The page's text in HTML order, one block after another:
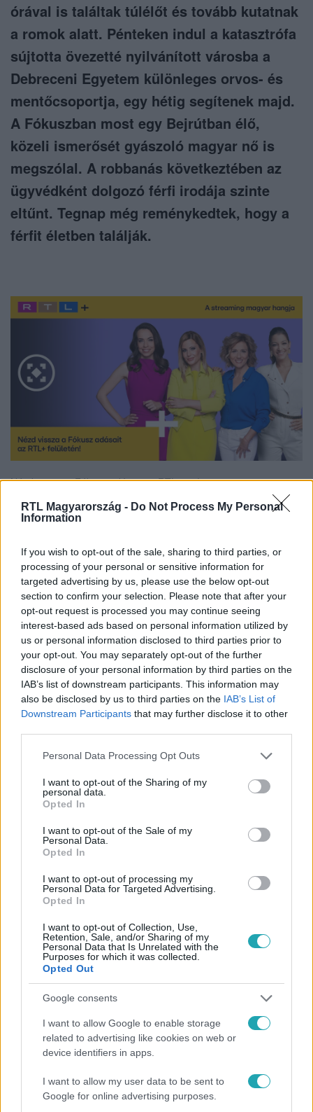
RTL Magyarország - Do Not Process My Personal
Information
If you wish to opt-out of the sale, sharing to third parties, or
processing of your personal or sensitive information for
targeted advertising by us, please use the below opt-out
section to confirm your selection. Please note that after your
opt-out request is processed you may continue seeing
interest-based ads based on personal information utilized by
us or personal information disclosed to third parties prior to
your opt-out. You may separately opt-out of the further
disclosure of your personal information by third parties on the
IAB’s list of downstream participants. This information may
also be disclosed by us to third parties on the IAB’s List of
Downstream Participants that may further disclose it to other
Please note that this website/app uses one or more Google
not limited to your visit or usage behaviour. You may click to
grant or deny consent to Google and its third-party tags to
use your data for below specified purposes in below Google
consent section.
Personal Data Processing Opt Outs
I want to opt-out of the Sharing of my
personal data.
Opted In
I want to opt-out of the Sale of my
Personal Data.
Opted In
I want to opt-out of processing my
Personal Data for Targeted Advertising.
Opted In
I want to opt-out of Collection, Use,
Retention, Sale, and/or Sharing of my
Personal Data that Is Unrelated with the
Purposes for which it was collected.
Opted Out
Google consents
I want to allow Google to enable storage
related to advertising like cookies on web or
device identifiers in apps.
I want to allow my user data to be sent to
Google for online advertising purposes.
órával is találtak túlélőt és tovább kutatnak
a romok alatt. Pénteken indul a katasztrófa
sújtotta övezetté nyilvánított városba a
Debreceni Egyetem különleges orvos- és
mentőcsoportja, egy hétig segítenek majd.
A Fókuszban most egy Bejrútban élő,
közeli ismerősét gyászoló magyar nő is
megszólal. A robbanás következtében az
ügyvédként dolgozó férfi irodája szinte
eltűnt. Tegnap még reménykedtek, hogy a
férfit életben találják.
Nézd vissza a Fókusz adásait az RTL+-on!
legyen a Google-találatokban!
Kövess minket, és értesülj a friss hírekről a
Facebookon is!
FÓKUSZ #ADÁSRÉSZLETEK #KÜLFÖLD
ROBBANÁS #HALOTTAK #TÚLÉLŐK
Népszerű